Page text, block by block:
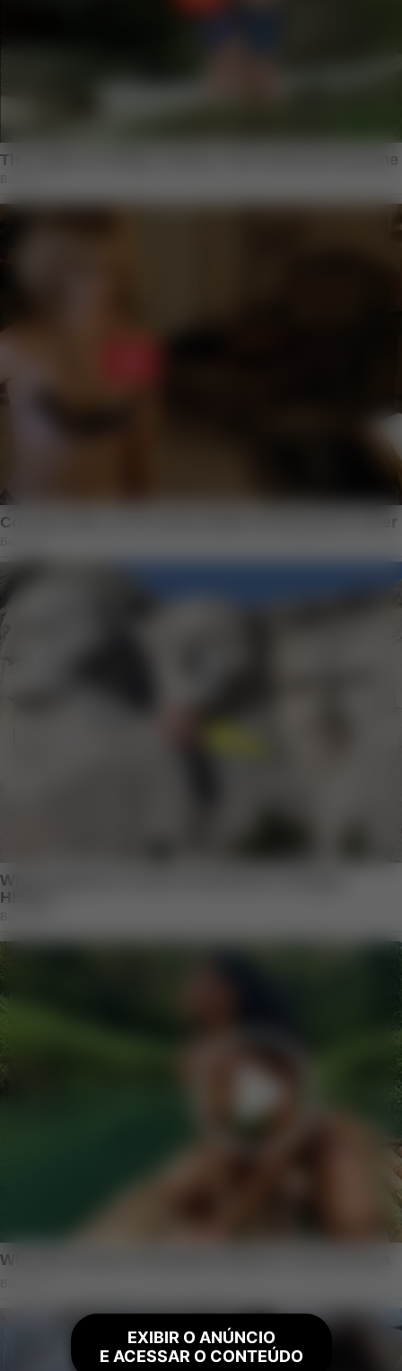
EXIBIR O ANÚNCIO
E ACESSAR O CONTEÚDO